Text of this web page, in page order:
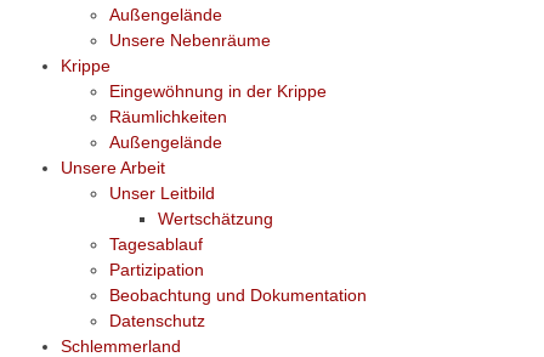
Außengelände
Unsere Nebenräume
Krippe
Eingewöhnung in der Krippe
Räumlichkeiten
Außengelände
Unsere Arbeit
Unser Leitbild
Wertschätzung
Tagesablauf
Partizipation
Beobachtung und Dokumentation
Datenschutz
Schlemmerland